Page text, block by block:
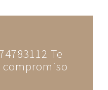
Te
compromiso